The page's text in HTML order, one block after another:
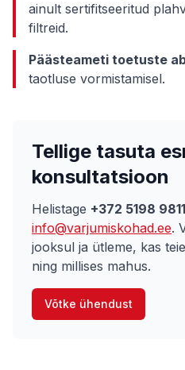
ainult sertifitseeritud
filtreid.
Päästeameti toetuste
taotluse vormistamisel.
Tellige tasuta
konsultatsioon
Helistage +372 5198 9811
info@varjumiskohad.ee.
jooksul ja ütleme, kas
ning millises mahus.
Võtke ühendust